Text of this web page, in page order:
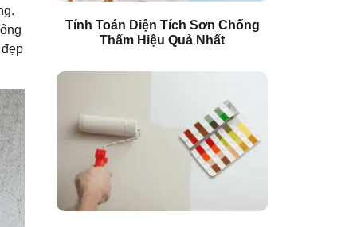
Tính Toán Diện Tích Sơn Chống
Thấm Hiệu Quả Nhất